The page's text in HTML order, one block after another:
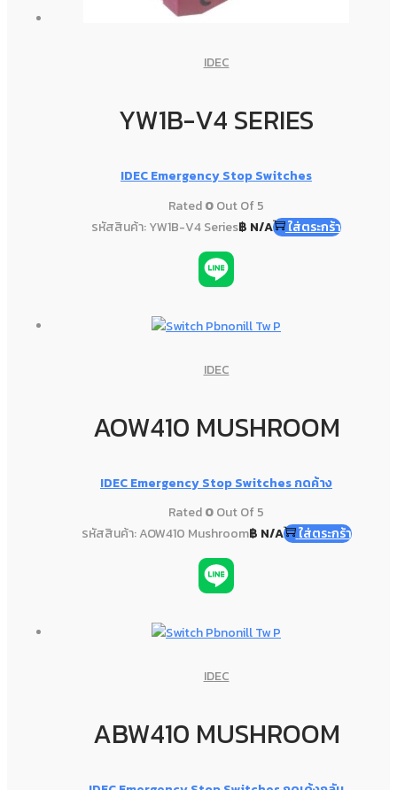
IDEC
YW1B-V4 SERIES
IDEC Emergency Stop Switches
Rated0Out Of 5
รหัสสินค้า: YW1B-V4 Series฿ N/A ใส่ตระกร้า
IDEC
AOW410 MUSHROOM
IDEC Emergency Stop Switches กดค้าง
Rated0Out Of 5
รหัสสินค้า: AOW410 Mushroom฿ N/A ใส่ตระกร้า
IDEC
ABW410 MUSHROOM